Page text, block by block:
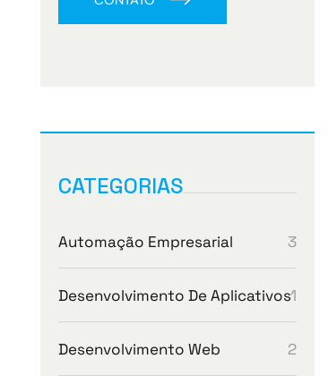
CATEGORIAS
Automação Empresarial 3
Desenvolvimento De Aplicativos1
Desenvolvimento Web 2